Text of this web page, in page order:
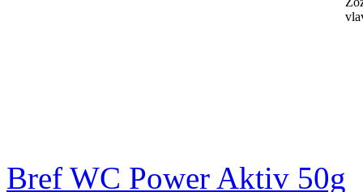
Bref WC Power Aktiv 50g